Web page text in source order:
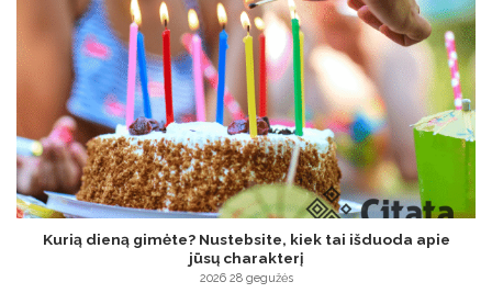
Kurią dieną gimėte? Nustebsite, kiek tai išduoda apie
jūsų charakterį
2026 28 gegužės